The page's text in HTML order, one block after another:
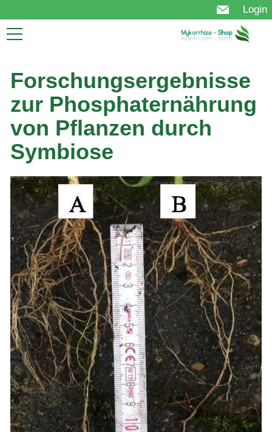
Login
Mykorrhiza
Nutzen
Technologie
Anwendung
Bestellung
FAQ
Über uns
Aktuelles
Forschungsergebnisse
zur Phosphaternährung
von Pflanzen durch
Symbiose